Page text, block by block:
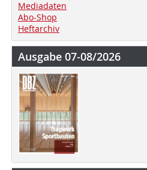
Mediadaten
Abo-Shop
Heftarchiv
Ausgabe 07-08/2026